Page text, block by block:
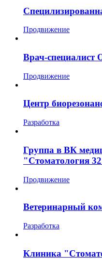
Продвижение
Врач-специалист
Продвижение
Центр
Разработка
Группа в ВК
"Стоматология
Продвижение
Ветеринарный
Разработка
Клиника